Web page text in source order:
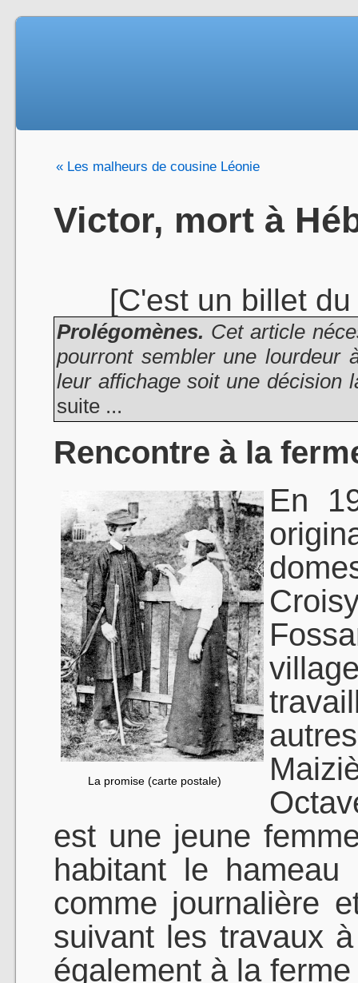
« Les malheurs de cousine Léonie
Victor, mort à
[C'est un billet
Prolégomènes. Cet article
pourront sembler une lourdeur
leur affichage soit une décision
suite ...
Rencontre à la
La promise (carte postale)
En
est une jeune
habitant le
comme journalière
suivant les travaux
également à la